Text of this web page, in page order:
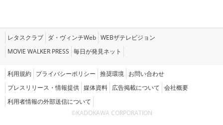
レタスクラブ ダ・ヴィンチWeb WEBザテレビジョン
MOVIE WALKER PRESS 毎日が発見ネット
利用規約 プライバシーポリシー 推奨環境 お問い合わせ
プレスリリース・情報提供 媒体資料 広告掲載について 会社概要
利用者情報の外部送信について
©KADOKAWA CORPORATION